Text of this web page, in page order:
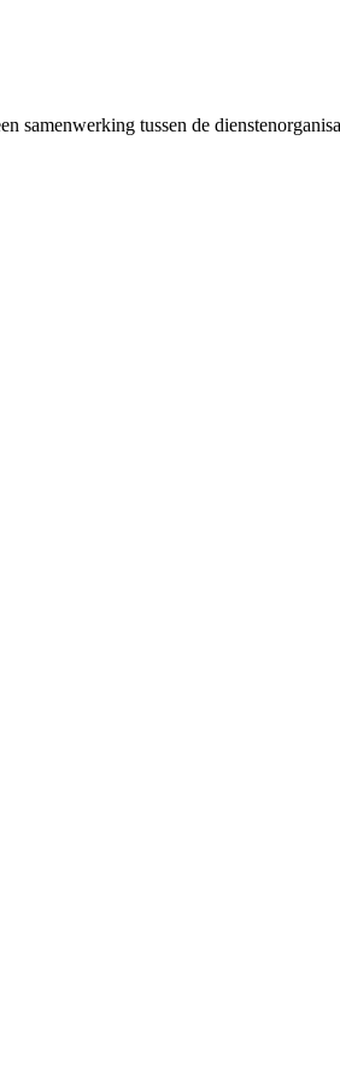
samenwerking tussen de